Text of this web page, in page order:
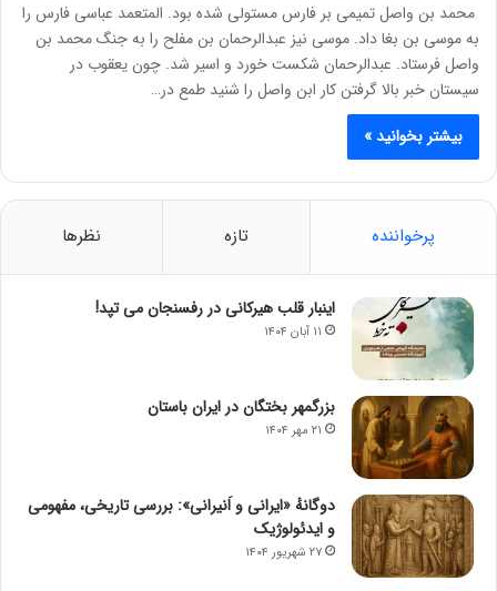
محمد بن واصل تمیمی بر فارس مستولی شده بود. المتعمد عباسی فارس را
به موسی بن بغا داد. موسی نیز عبدالرحمان بن مفلح را به جنگ محمد بن
واصل فرستاد. عبدالرحمان شکست خورد و اسیر شد. چون یعقوب در
سیستان خبر بالا گرفتن کار ابن واصل را شنید طمع در…
بیشتر بخوانید »
پرخواننده تازه نظرها
اینبار قلب هیرکانی در رفسنجان می تپد!
۱۱ آبان ۱۴۰۴
بزرگمهر بختگان در ایران باستان
۲۱ مهر ۱۴۰۴
دوگانهٔ «ایرانی و اَنیرانی»: بررسی تاریخی، مفهومی
و ایدئولوژیک
۲۷ شهریور ۱۴۰۴